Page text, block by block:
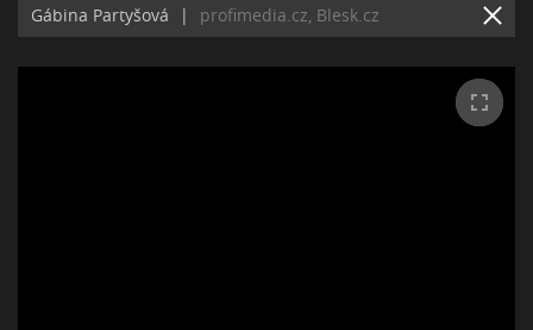
Gábina Partyšová | profimedia.cz, Blesk.cz